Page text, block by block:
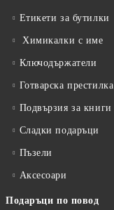
Етикети за бутилки
Химикалки с име
Ключодържатели
Готварска престилка
Подвързия за книги
Сладки подаръци
Пъзели
Аксесоари
Подаръци по повод